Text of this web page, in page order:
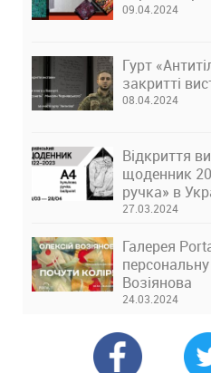
09.04.2024
Гурт
закритті
08.04.2024
Відкриття
щоденник
ручка» в
27.03.2024
Галерея
Возіянова
24.03.2024